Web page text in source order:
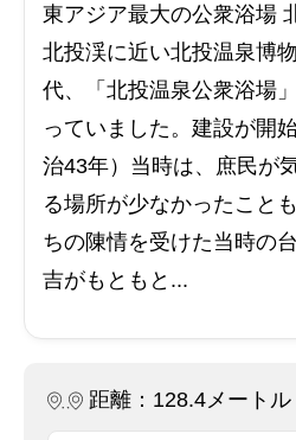
東アジア最大の公衆浴場
北投渓に近い北投温泉博
代、「北投温泉公衆浴場
っていました。建設が開
治43年）当時は、庶民が
る場所が少なかったこと
ちの陳情を受けた当時の
吉がもともと...
距離：128.4メートル